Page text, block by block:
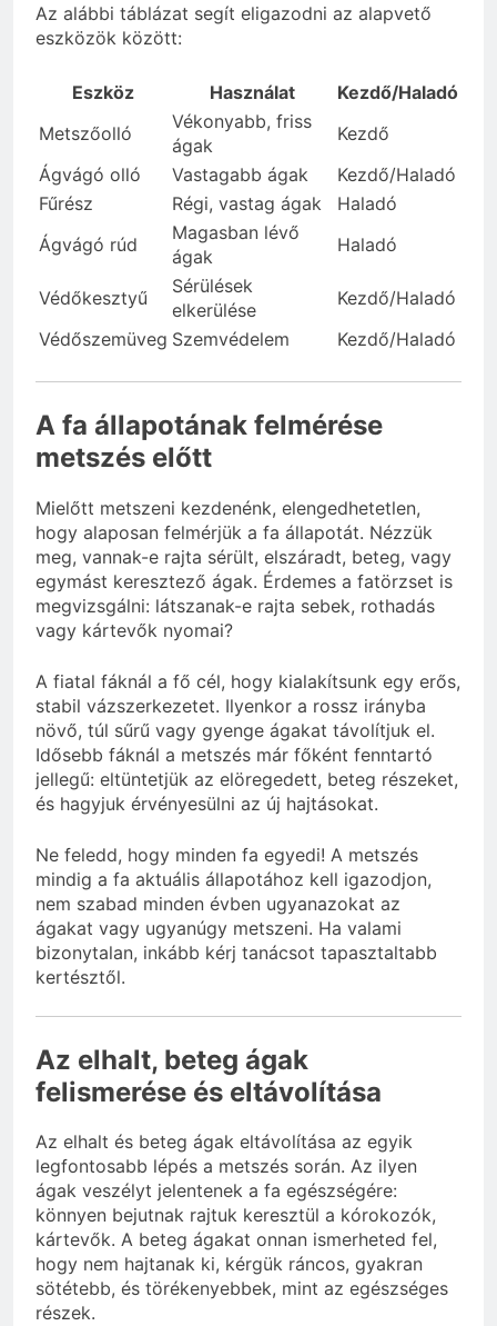
Az alábbi táblázat segít eligazodni az alapvető
eszközök között:
Eszköz Használat
Kezdő/Haladó
Metszőolló
Vékonyabb, friss
ágak
Kezdő
Ágvágó olló
Vastagabb ágak
Kezdő/Haladó
Fűrész
Régi, vastag ágak
Haladó
Ágvágó rúd
Magasban lévő
ágak
Haladó
Védőkesztyű
Sérülések
elkerülése
Kezdő/Haladó
Védőszemüveg Szemvédelem Kezdő/Haladó
A fa állapotának felmérése
metszés előtt
Mielőtt metszeni kezdenénk, elengedhetetlen,
hogy alaposan felmérjük a fa állapotát. Nézzük
meg, vannak-e rajta sérült, elszáradt, beteg, vagy
egymást keresztező ágak. Érdemes a fatörzset is
megvizsgálni: látszanak-e rajta sebek, rothadás
vagy kártevők nyomai?
A fiatal fáknál a fő cél, hogy kialakítsunk egy erős,
stabil vázszerkezetet. Ilyenkor a rossz irányba
növő, túl sűrű vagy gyenge ágakat távolítjuk el.
Idősebb fáknál a metszés már főként fenntartó
jellegű: eltüntetjük az elöregedett, beteg részeket,
és hagyjuk érvényesülni az új hajtásokat.
Ne feledd, hogy minden fa egyedi! A metszés
mindig a fa aktuális állapotához kell igazodjon,
nem szabad minden évben ugyanazokat az
ágakat vagy ugyanúgy metszeni. Ha valami
bizonytalan, inkább kérj tanácsot tapasztaltabb
kertésztől.
Az elhalt, beteg ágak
felismerése és eltávolítása
Az elhalt és beteg ágak eltávolítása az egyik
legfontosabb lépés a metszés során. Az ilyen
ágak veszélyt jelentenek a fa egészségére:
könnyen bejutnak rajtuk keresztül a kórokozók,
kártevők. A beteg ágakat onnan ismerheted fel,
hogy nem hajtanak ki, kérgük ráncos, gyakran
sötétebb, és törékenyebbek, mint az egészséges
részek.